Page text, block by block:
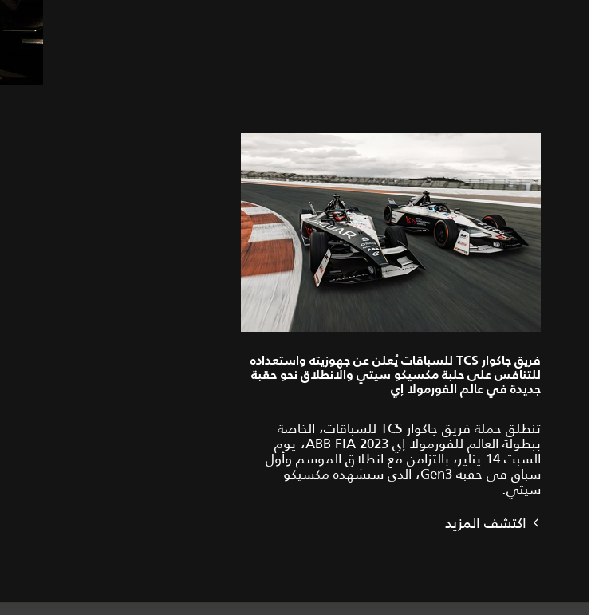
فريق جاكوار TCS للسباقات يُعلن عن جهوزيته واستعداده
للتنافس على حلبة مكسيكو سيتي والانطلاق نحو حقبة
جديدة في عالم الفورمولا إي
تنطلق حملة فريق جاكوار TCS للسباقات، الخاصة
ببطولة العالم للفورمولا إي ABB FIA 2023، يوم
السبت 14 يناير، بالتزامن مع انطلاق الموسم وأول
سباق في حقبة Gen3، الذي ستشهده مكسيكو
سيتي.
اكتشف المزيد